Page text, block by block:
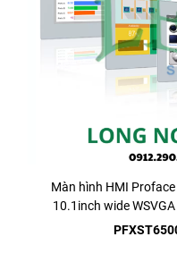
Màn hình HMI Proface
10.1inch wide